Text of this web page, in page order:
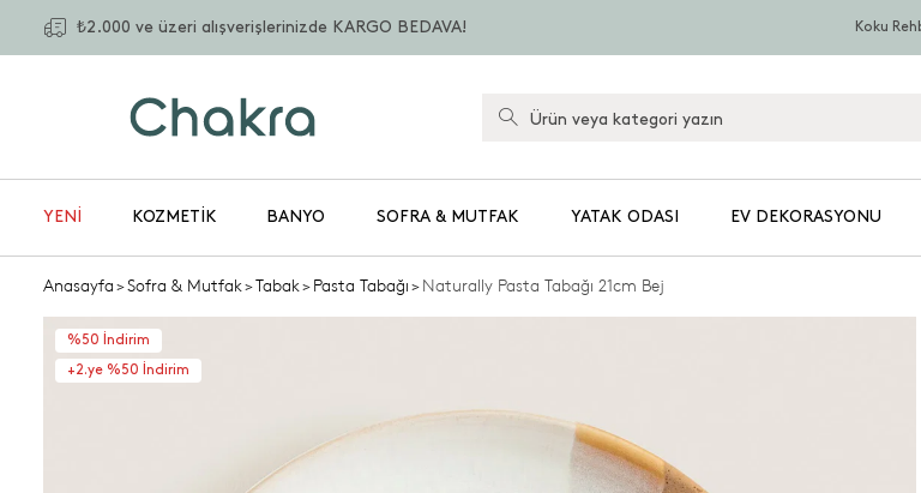
₺2.000 ve üzeri alışverişlerinizde KARGO BEDAVA! Koku
YENİ KOZMETIK BANYO SOFRA & MUTFAK YATAK ODASI EV DEKORASYONU
Anasayfa>Sofra & Mutfak>Tabak>Pasta Tabağı>Naturally Pasta Tabağı 21cm Bej
%50 İndirim
+2.ye %50 İndirim